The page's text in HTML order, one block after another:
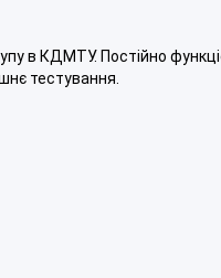
в КДМТУ. Постійно
тестування.